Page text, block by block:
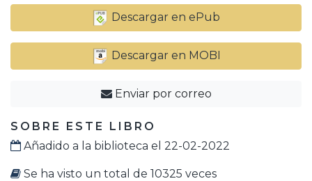
Descargar en ePub
Descargar en MOBI
Enviar por correo
SOBRE ESTE LIBRO
Añadido a la biblioteca el 22-02-2022
Se ha visto un total de 10325 veces